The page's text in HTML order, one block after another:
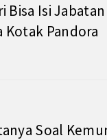
Bisa Isi
Kotak Pandora
Soal